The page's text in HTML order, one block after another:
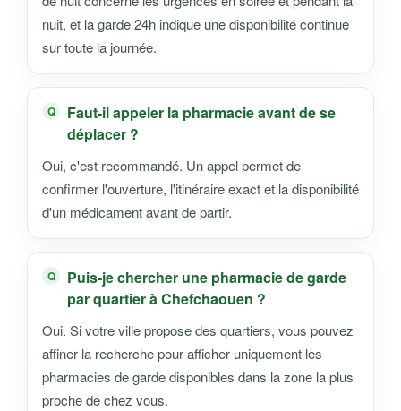
nuit, et la garde 24h indique une disponibilité continue
sur toute la journée.
Faut-il appeler la pharmacie avant de se
déplacer ?
Oui, c'est recommandé. Un appel permet de
confirmer l'ouverture, l'itinéraire exact et la disponibilité
d'un médicament avant de partir.
Puis-je chercher une pharmacie de garde
par quartier à Chefchaouen ?
Oui. Si votre ville propose des quartiers, vous pouvez
affiner la recherche pour afficher uniquement les
pharmacies de garde disponibles dans la zone la plus
proche de chez vous.